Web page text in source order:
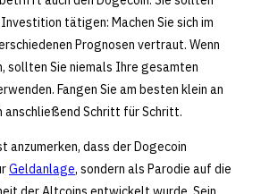
tätigen: Machen Sie sich im
Prognosen vertraut. Wenn
sollten Sie niemals Ihre gesamten
Fangen Sie am besten klein an
anschließend Schritt für Schritt.
anzumerken, dass der Dogecoin
Geldanlage, sondern als Parodie auf die